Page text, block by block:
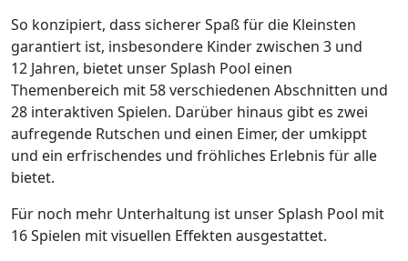
So konzipiert, dass sicherer Spaß für die Kleinsten
garantiert ist, insbesondere Kinder zwischen 3 und
12 Jahren, bietet unser Splash Pool einen
Themenbereich mit 58 verschiedenen Abschnitten und
28 interaktiven Spielen. Darüber hinaus gibt es zwei
aufregende Rutschen und einen Eimer, der umkippt
und ein erfrischendes und fröhliches Erlebnis für alle
bietet.
Für noch mehr Unterhaltung ist unser Splash Pool mit
16 Spielen mit visuellen Effekten ausgestattet.